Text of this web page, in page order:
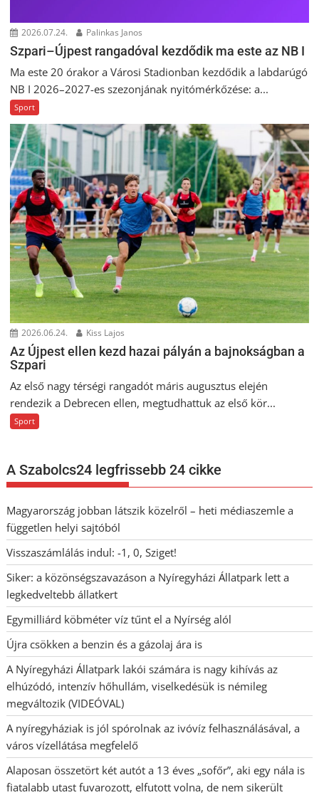
2026.07.24. Palinkas Janos
Szpari–Újpest rangadóval kezdődik ma este az NB I
Ma este 20 órakor a Városi Stadionban kezdődik a labdarúgó
NB I 2026–2027-es szezonjának nyitómérkőzése: a...
Sport
2026.06.24. Kiss Lajos
Az Újpest ellen kezd hazai pályán a bajnokságban a
Szpari
Az első nagy térségi rangadót máris augusztus elején
rendezik a Debrecen ellen, megtudhattuk az első kör...
Sport
A Szabolcs24 legfrissebb 24 cikke
Magyarország jobban látszik közelről – heti médiaszemle a
független helyi sajtóból
Visszaszámlálás indul: -1, 0, Sziget!
Siker: a közönségszavazáson a Nyíregyházi Állatpark lett a
legkedveltebb állatkert
Egymilliárd köbméter víz tűnt el a Nyírség alól
Újra csökken a benzin és a gázolaj ára is
A Nyíregyházi Állatpark lakói számára is nagy kihívás az
elhúzódó, intenzív hőhullám, viselkedésük is némileg
megváltozik (VIDEÓVAL)
A nyíregyháziak is jól spórolnak az ivóvíz felhasználásával, a
város vízellátása megfelelő
Alaposan összetört két autót a 13 éves „sofőr”, aki egy nála is
fiatalabb utast fuvarozott, elfutott volna, de nem sikerült